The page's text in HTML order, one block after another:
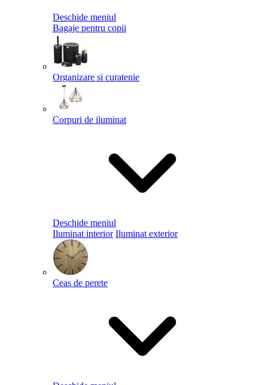
Deschide meniul
Bagaje pentru copii
Organizare si curatenie
Corpuri de iluminat
Deschide meniul
Iluminat interior Iluminat exterior
Ceas de perete